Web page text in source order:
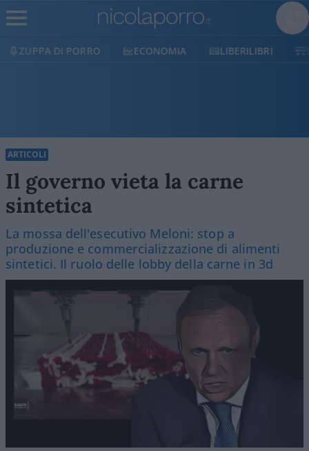
ECONOMIA LIBERILIBRI SHOP SOSTIENICI
ARTICOLI
Il governo vieta la carne
sintetica
La mossa dell'esecutivo Meloni: stop a
produzione e commercializzazione di alimenti
sintetici. Il ruolo delle lobby della carne in 3d